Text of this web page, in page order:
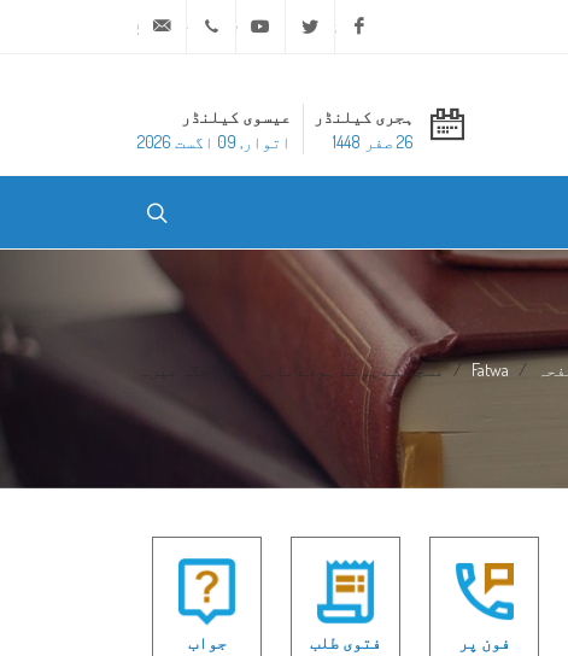
Facebook
Twitter
Youtube
ہجری کیلنڈر
26 صفر 1448
عیسوی کیلنڈر
اتوار, 09 اگست 2026
Fatwa مسجد کے ہوتے ہوئے باہر خالی جگہ میں...
فون پر
فتوی طلب
جواب